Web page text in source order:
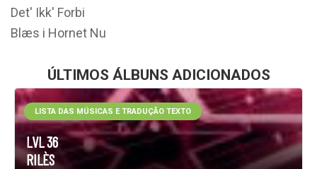
Det' Ikk' Forbi
Blæs i Hornet Nu
ÚLTIMOS ÁLBUNS ADICIONADOS
LVL 36
RILÈS
LISTA DAS MÚSICAS E TRADUÇÃO TEXTO